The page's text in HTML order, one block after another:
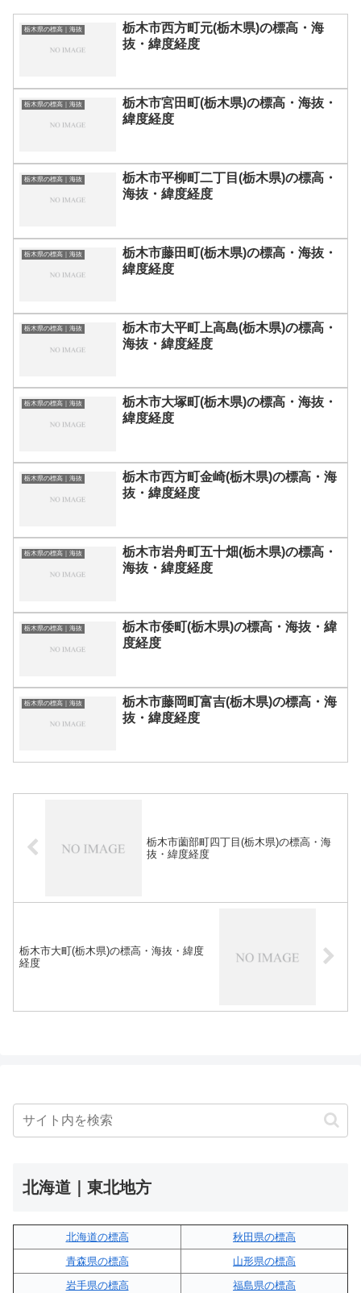
栃木県の標高｜海抜
栃木市西方町元(栃木県)の標高・海
抜・緯度経度
栃木県の標高｜海抜
栃木市宮田町(栃木県)の標高・海抜・
緯度経度
栃木県の標高｜海抜
栃木市平柳町二丁目(栃木県)の標高・
海抜・緯度経度
栃木県の標高｜海抜
栃木市藤田町(栃木県)の標高・海抜・
緯度経度
栃木県の標高｜海抜
栃木市大平町上高島(栃木県)の標高・
海抜・緯度経度
栃木県の標高｜海抜
栃木市大塚町(栃木県)の標高・海抜・
緯度経度
栃木県の標高｜海抜
栃木市西方町金崎(栃木県)の標高・海
抜・緯度経度
栃木県の標高｜海抜
栃木市岩舟町五十畑(栃木県)の標高・
海抜・緯度経度
栃木県の標高｜海抜
栃木市倭町(栃木県)の標高・海抜・緯
度経度
栃木県の標高｜海抜
栃木市藤岡町富吉(栃木県)の標高・海
抜・緯度経度
栃木市薗部町四丁目(栃木県)の標高・海
抜・緯度経度
栃木市大町(栃木県)の標高・海抜・緯度
経度
北海道｜東北地方
北海道の標高
秋田県の標高
青森県の標高
山形県の標高
岩手県の標高
福島県の標高